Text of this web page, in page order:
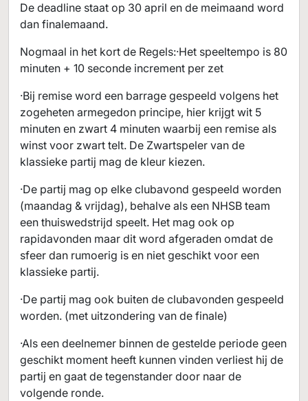
De deadline staat op 30 april en de meimaand word
dan finalemaand.
Nogmaal in het kort de Regels:·Het speeltempo is 80
minuten + 10 seconde increment per zet
·Bij remise word een barrage gespeeld volgens het
zogeheten armegedon principe, hier krijgt wit 5
minuten en zwart 4 minuten waarbij een remise als
winst voor zwart telt. De Zwartspeler van de
klassieke partij mag de kleur kiezen.
·De partij mag op elke clubavond gespeeld worden
(maandag & vrijdag), behalve als een NHSB team
een thuiswedstrijd speelt. Het mag ook op
rapidavonden maar dit word afgeraden omdat de
sfeer dan rumoerig is en niet geschikt voor een
klassieke partij.
·De partij mag ook buiten de clubavonden gespeeld
worden. (met uitzondering van de finale)
·Als een deelnemer binnen de gestelde periode geen
geschikt moment heeft kunnen vinden verliest hij de
partij en gaat de tegenstander door naar de
volgende ronde.